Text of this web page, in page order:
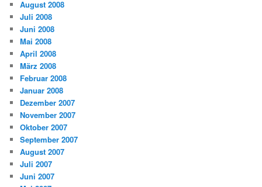
August 2008
Juli 2008
Juni 2008
Mai 2008
April 2008
März 2008
Februar 2008
Januar 2008
Dezember 2007
November 2007
Oktober 2007
September 2007
August 2007
Juli 2007
Juni 2007